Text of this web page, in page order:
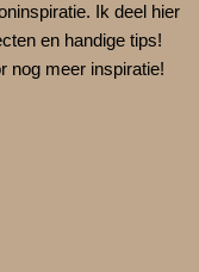
Ik deel hier
en handige tips!
nog meer inspiratie!